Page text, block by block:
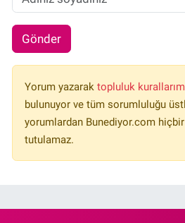
Gönder
Yorum yazarak topluluk
bulunuyor ve tüm sorumluluğu
yorumlardan Bunediyor.com
tutulamaz.